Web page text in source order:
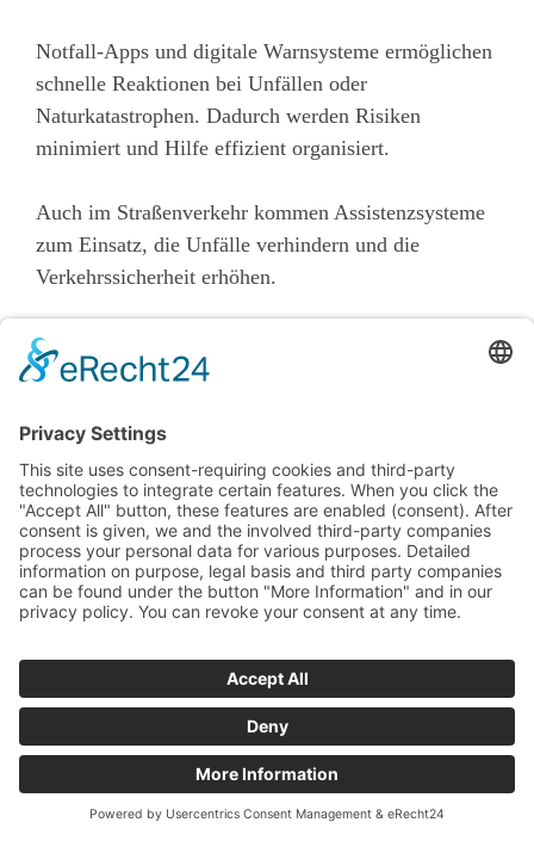
Notfall-Apps und digitale Warnsysteme ermöglichen
schnelle Reaktionen bei Unfällen oder
Naturkatastrophen. Dadurch werden Risiken
minimiert und Hilfe effizient organisiert.
Auch im Straßenverkehr kommen Assistenzsysteme
zum Einsatz, die Unfälle verhindern und die
Verkehrssicherheit erhöhen.
Diese Sicherheitsmaßnahmen schaffen ein
geschütztes Umfeld, das das Vertrauen in die
Technik als Brücke zwischen
Tradition und Moderne
Teneriffa verbindet mit technischer Innovation seine
reiche Geschichte und die Ansprüche der Gegenwart.
Traditionelle Handwerkskunst wird durch digitale
Plattformen sichtbar und erhält neue Absatzmärkte.
So bewahren lokale Künstler ihre Kunst und
erreichen gleichzeitig ein globales Publikum.
Technologie unterstützt die Weiterentwicklung
traditioneller Wirtschaftsbereiche wie Landwirtschaft